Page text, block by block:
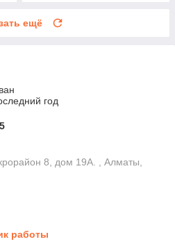
ещё
год
8, дом 19А. , Алматы,
работы